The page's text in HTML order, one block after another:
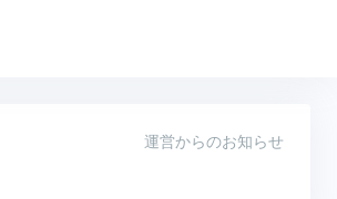
運営からのお知らせ